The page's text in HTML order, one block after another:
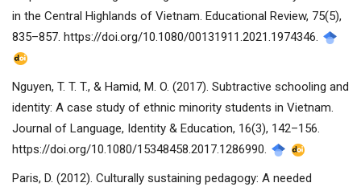
in the Central Highlands of Vietnam. Educational Review, 75(5),
835–857. https://doi.org/10.1080/00131911.2021.1974346.
Nguyen, T. T. T., & Hamid, M. O. (2017). Subtractive schooling and
identity: A case study of ethnic minority students in Vietnam.
Journal of Language, Identity & Education, 16(3), 142–156.
https://doi.org/10.1080/15348458.2017.1286990.
Paris, D. (2012). Culturally sustaining pedagogy: A needed